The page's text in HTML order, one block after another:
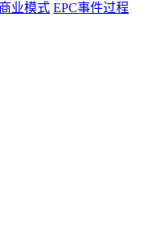
业模式 EPC事件过程